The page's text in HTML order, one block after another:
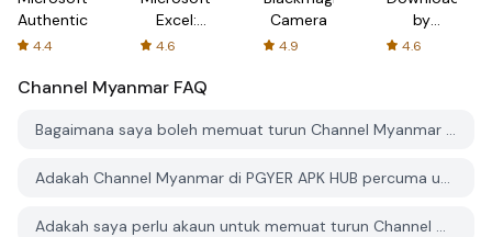
Authenticator
4.4
Excel:
Spreadsheets
4.6
Camera
4.9
by
AFTVnews
4.6
Channel Myanmar FAQ
Bagaimana saya boleh memuat turun Channel Myanmar dari PGYER APK HUB?
Adakah Channel Myanmar di PGYER APK HUB percuma untuk dimuat turun?
Adakah saya perlu akaun untuk memuat turun Channel Myanmar dari PGYER APK HUB?